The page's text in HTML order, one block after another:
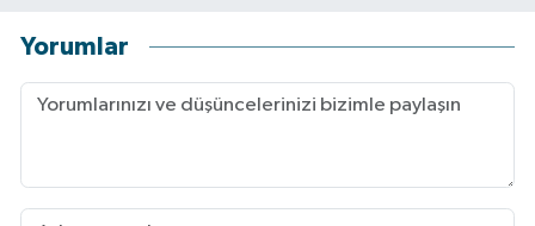
Yorumlar